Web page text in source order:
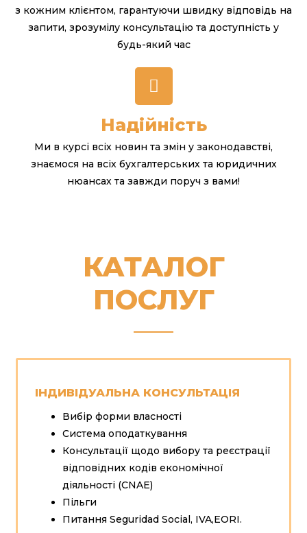
з кожним клієнтом, гарантуючи швидку відповідь на
запити, зрозумілу консультацію та доступність у
будь-який час
Надійність
Ми в курсі всіх новин та змін у законодавстві,
знаємося на всіх бухгалтерських та юридичних
нюансах та завжди поруч з вами!
КАТАЛОГ
ПОСЛУГ
ІНДИВІДУАЛЬНА КОНСУЛЬТАЦІЯ
Вибір форми власності
Система оподаткування
Консультації щодо вибору та реєстрації
відповідних кодів економічної
діяльності (CNAE)
Пільги
Питання Seguridad Social, IVA,EORI.